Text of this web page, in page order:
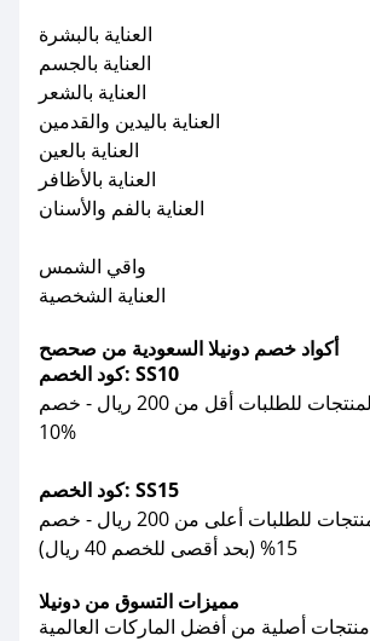
العناية بالبشرة
العناية بالجسم
العناية بالشعر
العناية باليدين والقدمين
العناية بالعين
العناية بالأظافر
العناية بالفم والأسنان
واقي الشمس
العناية الشخصية
أكواد خصم دونيلا السعودية من صحصح
كود الخصم: SS10
يشمل جميع المنتجات للطلبات أقل من 200 ريال - خصم
10%
كود الخصم: SS15
يشمل جميع المنتجات للطلبات أعلى من 200 ريال - خصم
15% (بحد أقصى للخصم 40 ريال)
مميزات التسوق من دونيلا
منتجات أصلية من أفضل الماركات العالمية